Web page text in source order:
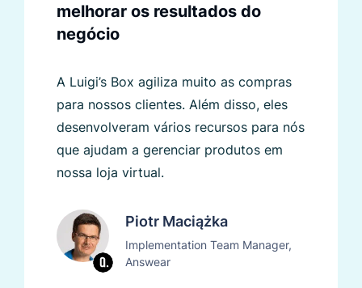
melhorar os resultados do
negócio
A Luigi’s Box agiliza muito as compras
para nossos clientes. Além disso, eles
desenvolveram vários recursos para nós
que ajudam a gerenciar produtos em
nossa loja virtual.
Piotr Maciążka
Implementation Team Manager,
Answear